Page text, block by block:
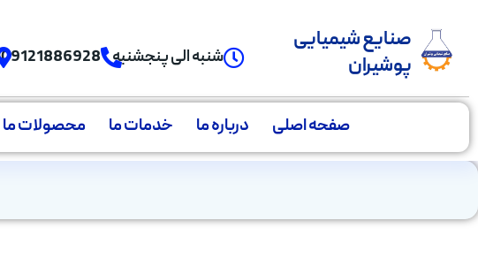
صنایع شیمیایی
پوشیران
شنبه الی پنجشنبه 09121886928
صفحه اصلی درباره ما خدمات ما محصولات ما